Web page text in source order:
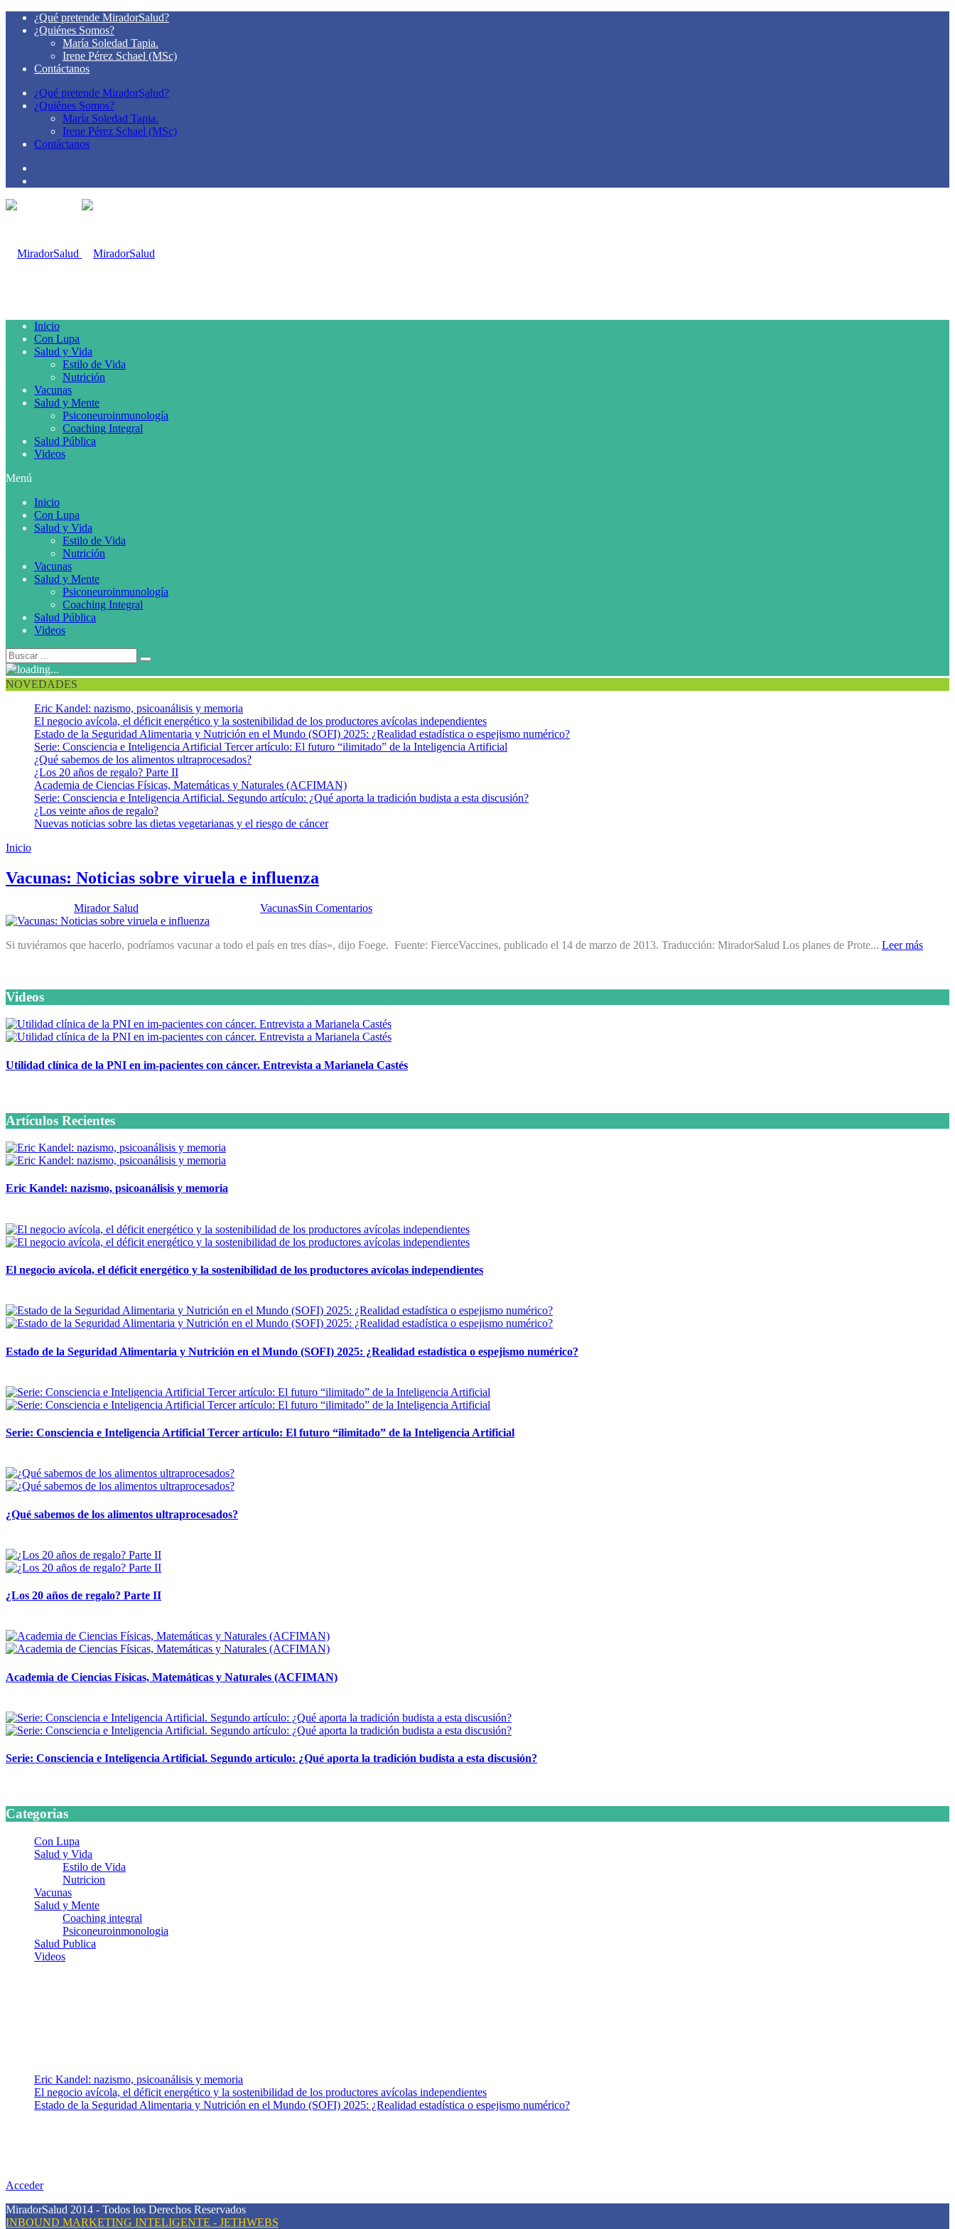
¿Qué pretende MiradorSalud?
¿Quiénes Somos?
María Soledad Tapia.
Irene Pérez Schael (MSc)
Contáctanos
¿Qué pretende MiradorSalud?
¿Quiénes Somos?
María Soledad Tapia.
Irene Pérez Schael (MSc)
Contáctanos
Inicio
Con Lupa
Salud y Vida
Estilo de Vida
Nutrición
Vacunas
Salud y Mente
Psiconeuroinmunología
Coaching Integral
Salud Pública
Videos
Menú
Inicio
Con Lupa
Salud y Vida
Estilo de Vida
Nutrición
Vacunas
Salud y Mente
Psiconeuroinmunología
Coaching Integral
Salud Pública
Videos
NOVEDADES
Eric Kandel: nazismo, psicoanálisis y memoria
El negocio avícola, el déficit energético y la sostenibilidad de los productores avícolas independientes
Estado de la Seguridad Alimentaria y Nutrición en el Mundo (SOFI) 2025: ¿Realidad estadística o espejismo numérico?
Serie: Consciencia e Inteligencia Artificial Tercer artículo: El futuro “ilimitado” de la Inteligencia Artificial
¿Qué sabemos de los alimentos ultraprocesados?
¿Los 20 años de regalo? Parte II
Academia de Ciencias Físicas, Matemáticas y Naturales (ACFIMAN)
Serie: Consciencia e Inteligencia Artificial. Segundo artículo: ¿Qué aporta la tradición budista a esta discusión?
¿Los veinte años de regalo?
Nuevas noticias sobre las dietas vegetarianas y el riesgo de cáncer
Inicio
Vacunas: Noticias sobre viruela e influenza
Mirador Salud VacunasSin Comentarios
Si tuviéramos que hacerlo, podríamos vacunar a todo el país en tres días», dijo Foege. Fuente: FierceVaccines, publicado el 14 de marzo de 2013. Traducción: MiradorSalud Los planes de Prote... Leer más
Videos
Utilidad clínica de la PNI en im-pacientes con cáncer. Entrevista a Marianela Castés
Artículos Recientes
Eric Kandel: nazismo, psicoanálisis y memoria
El negocio avícola, el déficit energético y la sostenibilidad de los productores avícolas independientes
Estado de la Seguridad Alimentaria y Nutrición en el Mundo (SOFI) 2025: ¿Realidad estadística o espejismo numérico?
Serie: Consciencia e Inteligencia Artificial Tercer artículo: El futuro “ilimitado” de la Inteligencia Artificial
¿Qué sabemos de los alimentos ultraprocesados?
¿Los 20 años de regalo? Parte II
Academia de Ciencias Físicas, Matemáticas y Naturales (ACFIMAN)
Serie: Consciencia e Inteligencia Artificial. Segundo artículo: ¿Qué aporta la tradición budista a esta discusión?
Categorias
Con Lupa
Salud y Vida
Estilo de Vida
Nutricion
Vacunas
Salud y Mente
Coaching integral
Psiconeuroinmonologia
Salud Publica
Videos
Eric Kandel: nazismo, psicoanálisis y memoria
El negocio avícola, el déficit energético y la sostenibilidad de los productores avícolas independientes
Estado de la Seguridad Alimentaria y Nutrición en el Mundo (SOFI) 2025: ¿Realidad estadística o espejismo numérico?
Acceder
MiradorSalud 2014 - Todos los Derechos Reservados
INBOUND MARKETING INTELIGENTE - JETHWEBS